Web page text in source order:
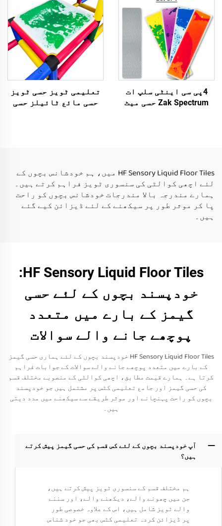
خودشاناسی بچوں
لئے ات Zak Spectrum
بچوں کے لئے
4پی سی اینٹی سلپ ات
Zak Spectrum حسی میٹ
تعلیمی ٹویز حسی ٹویز
حسی مائع ٹائیلز حسی
HF Sensory Liquid Floor Tiles میں، ہم خودشانس بچوں کے
لئے اچھی کوالٹی کی سنسوری ٹویز فراہم کرتے ہیں۔
ہمارے مندرجہ بالا مندرجات خودشانس بچوں کو راحت
پا کر موثر طور پر سیکھنے کے لئے ڈیزائن کیے گئے
ہیں۔
HF Sensory Liquid Floor Tiles:
خودپسند بچوں کے لئے حسی
گیمز کے بارے میں متعدد
پوچھے جانے والے سوالات
HF Sensory Liquid Floor Tiles خودپسند بچوں کے لئے ہماری حسی گیمز
کے بارے میں متعدد پوچھے جانے والے سوالات کے جوابات فراہم
کرتا ہے۔ ہمارے قیمت مطابق، اچھی کوالٹی کے منصوبے مختلف قسم
کی حسی گیمز اور جامع تعلیمی کٹس پر مشتمل ہیں جو خودپسند
بچوں کو راحت پہنچانے اور موثر طریقے سے سیکھنے میں مدد دیتی
ہیں۔
آپ خودپسند بچوں کے لئے کس قسم کی حسی گیمز پیش کرتے
ہیں؟
ہم مختلف قسم کے سنسوری ٹویز پیش کرتے ہیں،
جن میں چھونے والے، دیکھنے والے، اور سننے
والے ٹویز شامل ہیں، اس کے علاوہ خصوصی طور
پر ڈیزائن کردہ تعلیمی کٹس بھی جو خود شناس